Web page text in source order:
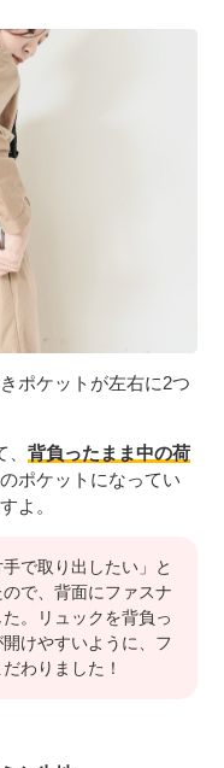
ポケットが左右に2つ
、背負ったまま中の荷
ポケットになってい
よ。
で取り出したい」と
で、背面にファスナ
。リュックを背負っ
けやすいように、フ
わりました！